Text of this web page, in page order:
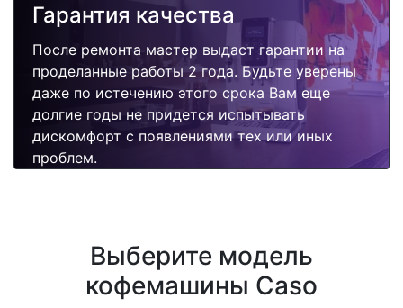
Гарантия качества
После ремонта мастер выдаст гарантии на
проделанные работы 2 года. Будьте уверены
даже по истечению этого срока Вам еще
долгие годы не придется испытывать
дискомфорт с появлениями тех или иных
проблем.
Выберите модель
кофемашины Caso